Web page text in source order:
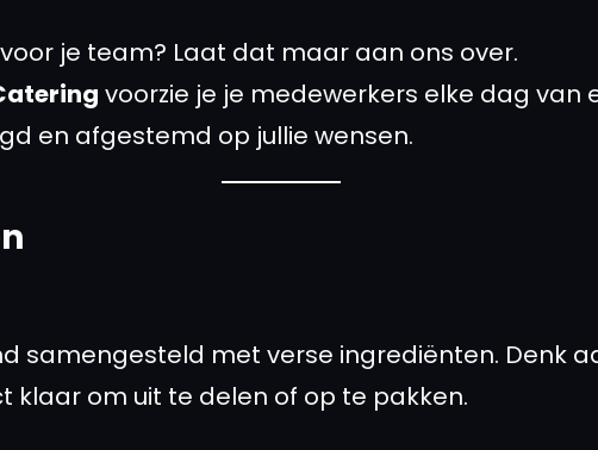
je team? Laat dat maar aan ons over.
voorzie je je medewerkers elke dag van
en afgestemd op jullie wensen.
samengesteld met verse ingrediënten. Denk
om uit te delen of op te pakken.